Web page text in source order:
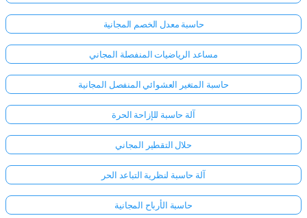
حاسبة معدل الخصم المجانية
مساعد الرياضيات المنفصلة المجاني
حاسبة المتغير العشوائي المنفصل المجانية
آلة حاسبة للإزاحة الحرة
حلال التقطير المجاني
آلة حاسبة لنظرية التباعد الحر
حاسبة الأرباح المجانية